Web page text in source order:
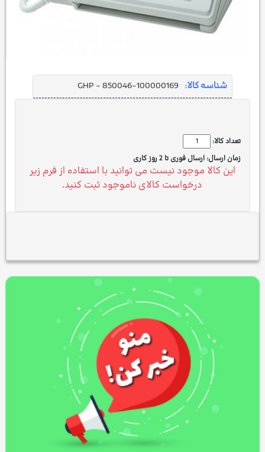
شناسه کالا: GHP - 850046-100000169
تعداد کالا:
زمان ارسال: ارسال فوری تا 2 روز کاری
این کالا موجود نیست می توانید با استفاده از فرم زیر
درخواست کالای ناموجود ثبت کنید.